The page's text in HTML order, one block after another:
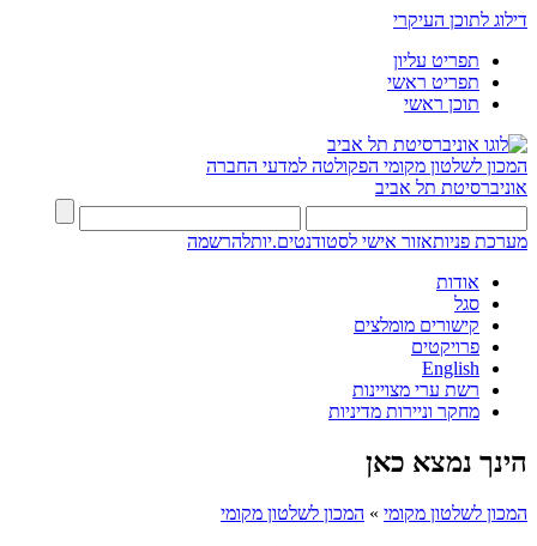
דילוג לתוכן העיקרי
תפריט עליון
תפריט ראשי
תוכן ראשי
המכון לשלטון מקומי הפקולטה למדעי החברה
אוניברסיטת תל אביב
מערכת פניותאזור אישי לסטודנטים.יותלהרשמה
אודות
סגל
קישורים מומלצים
פרויקטים
English
רשת ערי מצויינות
מחקר וניירות מדיניות
הינך נמצא כאן
המכון לשלטון מקומי » המכון לשלטון מקומי